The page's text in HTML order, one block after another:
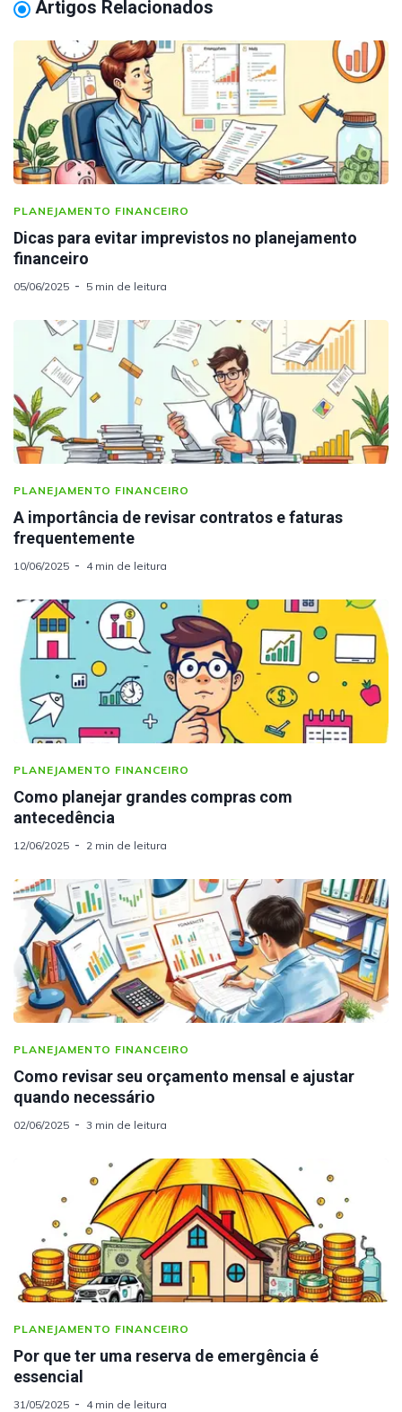
Artigos Relacionados
PLANEJAMENTO FINANCEIRO
Dicas para evitar imprevistos no planejamento
financeiro
05/06/2025 5 min de leitura
PLANEJAMENTO FINANCEIRO
A importância de revisar contratos e faturas
frequentemente
10/06/2025 4 min de leitura
PLANEJAMENTO FINANCEIRO
Como planejar grandes compras com
antecedência
12/06/2025 2 min de leitura
PLANEJAMENTO FINANCEIRO
Como revisar seu orçamento mensal e ajustar
quando necessário
02/06/2025 3 min de leitura
PLANEJAMENTO FINANCEIRO
Por que ter uma reserva de emergência é
essencial
31/05/2025 4 min de leitura